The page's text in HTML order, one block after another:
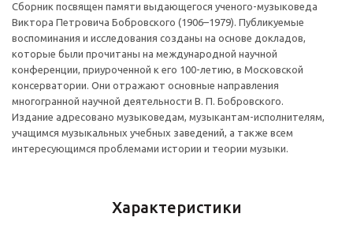
Сборник посвящен памяти выдающегося ученого-музыковеда
Виктора Петровича Бобровского (1906–1979). Публикуемые
воспоминания и исследования созданы на основе докладов,
которые были прочитаны на международной научной
конференции, приуроченной к его 100-летию, в Московской
консерватории. Они отражают основные направления
многогранной научной деятельности В. П. Бобровского.
Издание адресовано музыковедам, музыкантам-исполнителям,
учащимся музыкальных учебных заведений, а также всем
интересующимся проблемами истории и теории музыки.
Характеристики